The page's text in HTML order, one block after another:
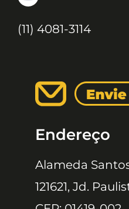
(11) 4081-3114
Endereço
Alameda
121621, Jd.